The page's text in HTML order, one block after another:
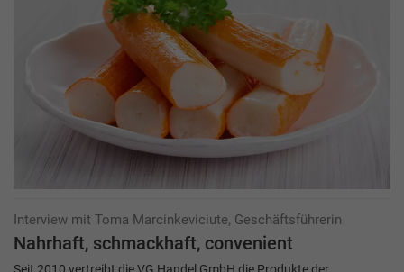
Interview mit Toma Marcinkeviciute, Geschäftsführerin
Nahrhaft, schmackhaft, convenient